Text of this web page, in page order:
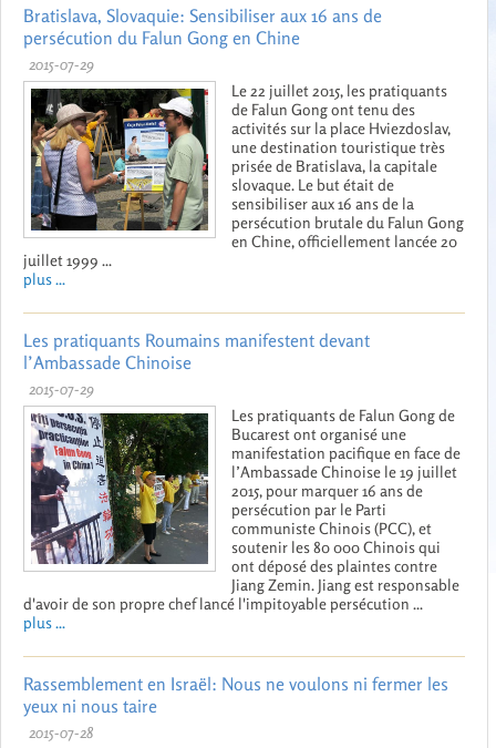
Bratislava, Slovaquie: Sensibiliser aux 16 ans de
persécution du Falun Gong en Chine
2015-07-29
Le 22 juillet 2015, les pratiquants
de Falun Gong ont tenu des
activités sur la place Hviezdoslav,
une destination touristique très
prisée de Bratislava, la capitale
slovaque. Le but était de
sensibiliser aux 16 ans de la
persécution brutale du Falun Gong
en Chine, officiellement lancée 20
juillet 1999 ...
plus ...
Les pratiquants Roumains manifestent devant
l’Ambassade Chinoise
2015-07-29
Les pratiquants de Falun Gong de
Bucarest ont organisé une
manifestation pacifique en face de
l’Ambassade Chinoise le 19 juillet
2015, pour marquer 16 ans de
persécution par le Parti
communiste Chinois (PCC), et
soutenir les 80 000 Chinois qui
ont déposé des plaintes contre
Jiang Zemin. Jiang est responsable
d'avoir de son propre chef lancé l'impitoyable persécution ...
plus ...
Rassemblement en Israël: Nous ne voulons ni fermer les
yeux ni nous taire
2015-07-28